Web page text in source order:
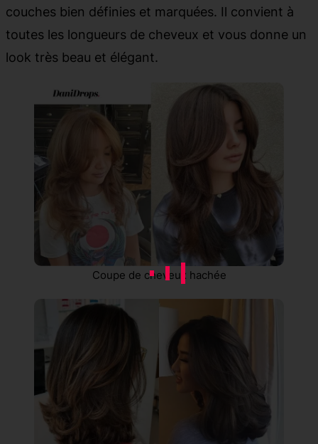
couches bien définies et marquées. Il convient à
toutes les longueurs de cheveux et vous donne un
look très beau et élégant.
Coupe de cheveux hachée